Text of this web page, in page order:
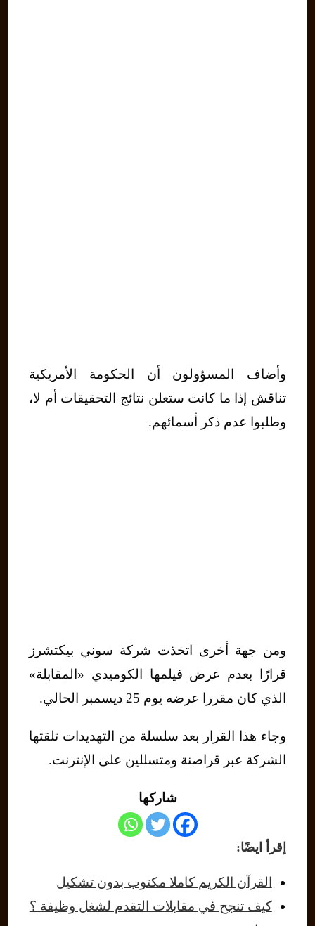
وأضاف المسؤولون أن الحكومة الأمريكية
تناقش إذا ما كانت ستعلن نتائج التحقيقات أم لا،
وطلبوا عدم ذكر أسمائهم.
ومن جهة أخرى اتخذت شركة سوني بيكتشرز
قرارًا بعدم عرض فيلمها الكوميدي «المقابلة»
الذي كان مقررا عرضه يوم 25 ديسمبر الحالي.
وجاء هذا القرار بعد سلسلة من التهديدات تلقتها
الشركة عبر قراصنة ومتسللين على الإنترنت.
شاركها
إقرأ ايضًا:
القرآن الكريم كاملا مكتوب بدون تشكيل
كيف تنجح في مقابلات التقدم لشغل وظيفة ؟